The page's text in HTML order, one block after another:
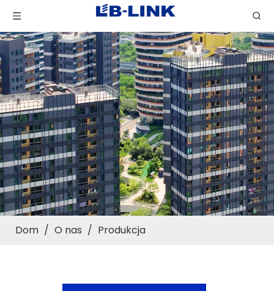
Dom / O nas / Produkcja